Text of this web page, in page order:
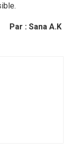
Par : Sana A.K